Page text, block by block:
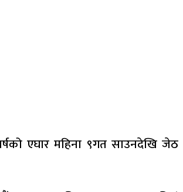
एघार महिना ९गत साउनदेखि जेठ